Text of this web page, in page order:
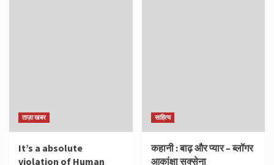
ताज़ा खबर
It’s a absolute
violation of Human
साहित्य
कहानी : बाढ़ और प्यार – ब्लॉगर
आकांक्षा सक्सेना